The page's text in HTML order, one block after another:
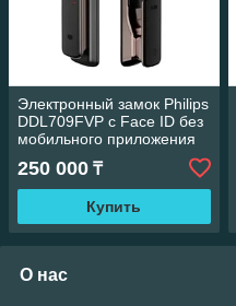
Электронный замок Philips
DDL709FVP с Face ID без
мобильного приложения
250 000 ₸
Купить
О нас